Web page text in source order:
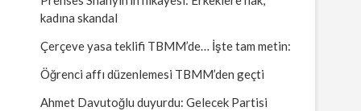
kadına skandal
Çerçeve yasa teklifi TBMM’de… İşte tam metin:
Öğrenci affı düzenlemesi TBMM’den geçti
Ahmet Davutoğlu duyurdu: Gelecek Partisi